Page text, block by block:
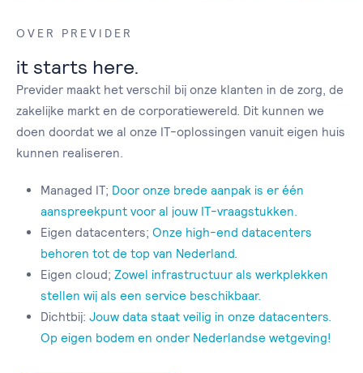
OVER PREVIDER
it starts here.
Previder maakt het verschil bij onze klanten in de zorg, de
zakelijke markt en de corporatiewereld. Dit kunnen we
doen doordat we al onze IT-oplossingen vanuit eigen huis
kunnen realiseren.
Managed IT; Door onze brede aanpak is er één
aanspreekpunt voor al jouw IT-vraagstukken.
Eigen datacenters; Onze high-end datacenters
behoren tot de top van Nederland
Eigen cloud; Zowel infrastructuur als werkplekken
stellen wij als een service beschikbaar.
Dichtbij: Jouw data staat veilig in onze datacenters.
Op eigen bodem en onder Nederlandse wetgeving!